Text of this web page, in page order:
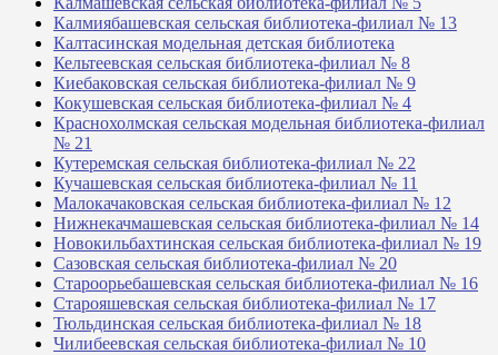
Калмиябашевская сельская библиотека-филиал № 13
Калтасинская модельная детская библиотека
Кельтеевская сельская библиотека-филиал № 8
Киебаковская сельская библиотека-филиал № 9
Кокушевская сельская библиотека-филиал № 4
Краснохолмская сельская модельная библиотека-филиал
№ 21
Кутеремская сельская библиотека-филиал № 22
Кучашевская сельская библиотека-филиал № 11
Малокачаковская сельская библиотека-филиал № 12
Нижнекачмашевская сельская библиотека-филиал № 14
Новокильбахтинская сельская библиотека-филиал № 19
Сазовская сельская библиотека-филиал № 20
Староорьебашевская сельская библиотека-филиал № 16
Старояшевская сельская библиотека-филиал № 17
Тюльдинская сельская библиотека-филиал № 18
Чилибеевская сельская библиотека-филиал № 10